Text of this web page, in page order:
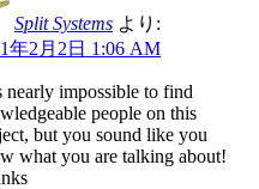
Split Systems より:
年2月2日 1:06 AM
nearly impossible to find
people on this
but you sound like you
what you are talking about!